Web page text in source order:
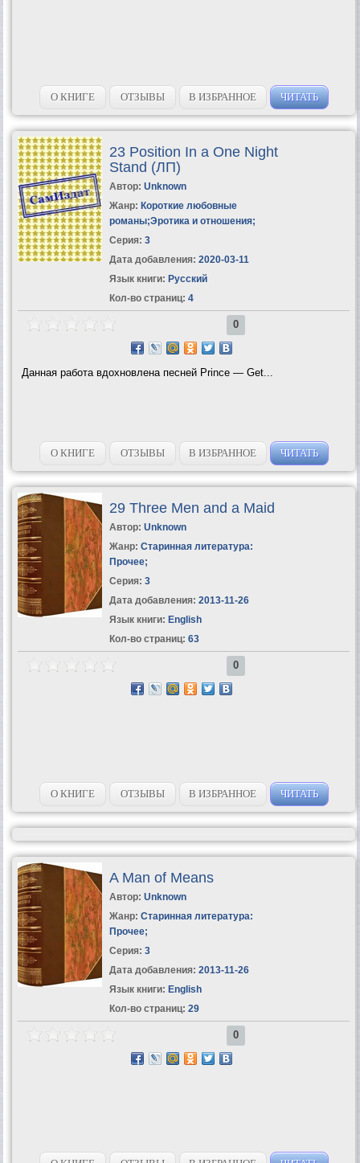
О КНИГЕ ОТЗЫВЫ В ИЗБРАННОЕ ЧИТАТЬ
23 Position In a One Night
Stand (ЛП)
Автор: Unknown
Жанр: Короткие любовные
романы;Эротика и отношения;
Серия: 3
Дата добавления: 2020-03-11
Язык книги: Русский
Кол-во страниц: 4
0
Данная работа вдохновлена песней Prince — Get...
О КНИГЕ ОТЗЫВЫ В ИЗБРАННОЕ ЧИТАТЬ
29 Three Men and a Maid
Автор: Unknown
Жанр: Старинная литература:
Прочее;
Серия: 3
Дата добавления: 2013-11-26
Язык книги: English
Кол-во страниц: 63
0
О КНИГЕ ОТЗЫВЫ В ИЗБРАННОЕ ЧИТАТЬ
A Man of Means
Автор: Unknown
Жанр: Старинная литература:
Прочее;
Серия: 3
Дата добавления: 2013-11-26
Язык книги: English
Кол-во страниц: 29
0